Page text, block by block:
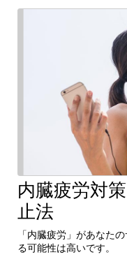
「内臓疲労」があなた
る可能性は高いです。
内臓疲労対
止法
「内臓疲労」があなた
る可能性は高いです。